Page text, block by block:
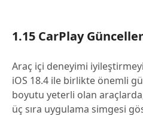
1.15 CarPlay
Araç içi deneyimi
iOS 18.4 ile birlikte önemli
boyutu yeterli olan
üç sıra uygulama simgesi